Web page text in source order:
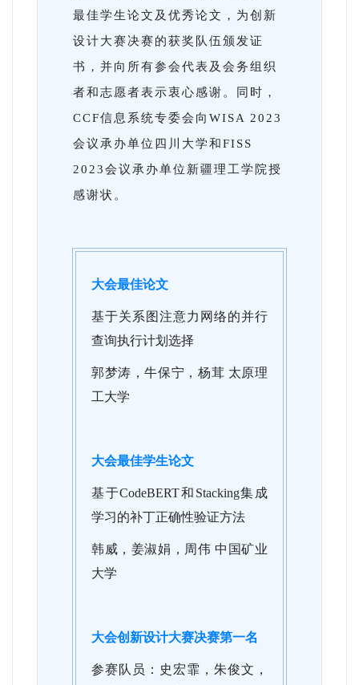
最佳学生论文及优秀论文，为创新
设计大赛决赛的获奖队伍颁发证
书，并向所有参会代表及会务组织
者和志愿者表示衷心感谢。同时，
CCF信息系统专委会向WISA 2023
会议承办单位四川大学和FISS
2023会议承办单位新疆理工学院授
感谢状。
大会最佳论文
基于关系图注意力网络的并行
查询执行计划选择
郭梦涛，牛保宁，杨茸 太原理
工大学
大会最佳学生论文
基于CodeBERT和Stacking集成
学习的补丁正确性验证方法
韩威，姜淑娟，周伟 中国矿业
大学
大会创新设计大赛决赛第一名
参赛队员：史宏霏，朱俊文，